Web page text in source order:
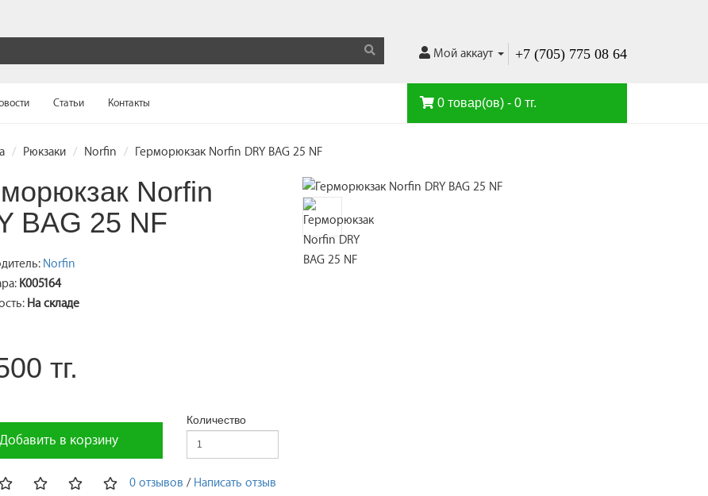
Мой аккаут +7 (705) 775 08 64
Статьи Контакты 0 товар(ов) - 0 тг.
Рюкзаки Norfin Герморюкзак Norfin DRY BAG 25 NF
Norfin
BAG 25 NF
Norfin
K005164
На складе
тг.
Добавить в корзину
Количество
0 отзывов / Написать отзыв